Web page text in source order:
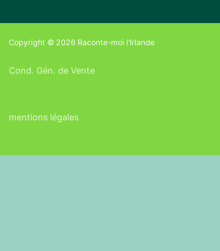
Copyright © 2026 Raconte-moi l'Irlande
Cond. Gén. de Vente
mentions légales